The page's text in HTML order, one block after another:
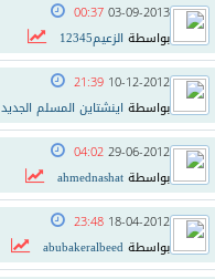
03-09-2013
00:37
بواسطة الزعيم12345
10-12-2012
21:39
بواسطة اينشتاين المسلم الجديد
29-06-2012
04:02
بواسطةahmednashat
18-04-2012
23:48
بواسطةabubakeralbeed